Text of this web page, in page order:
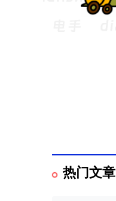
热门文章